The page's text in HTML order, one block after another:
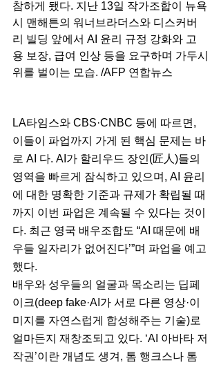
참하게 됐다. 지난 13일 작가조합이 뉴욕
시 맨해튼의 워너브라더스와 디스커버
리 빌딩 앞에서 AI 윤리 규정 강화와 고
용 보장, 급여 인상 등을 요구하며 가두시
위를 벌이는 모습. /AFP 연합뉴스
LA타임스와 CBS·CNBC 등에 따르면,
이들이 파업까지 가게 된 핵심 문제는 바
로 AI 다. AI가 할리우드 장인(匠人)들의
영역을 빠르게 잠식하고 있으며, AI 윤리
에 대한 명확한 기준과 규제가 확립될 때
까지 이번 파업은 계속될 수 있다는 것이
다. 최근 영국 배우조합도 “AI 때문에 배
우들 일자리가 없어진다’”며 파업을 예고
했다.
배우와 성우들의 얼굴과 목소리는 딥페
이크(deep fake·AI가 서로 다른 영상·이
미지를 자연스럽게 합성해주는 기술)로
얼마든지 재창조되고 있다. ‘AI 아바타 저
작권’이란 개념도 생겨, 톰 행크스나 톰